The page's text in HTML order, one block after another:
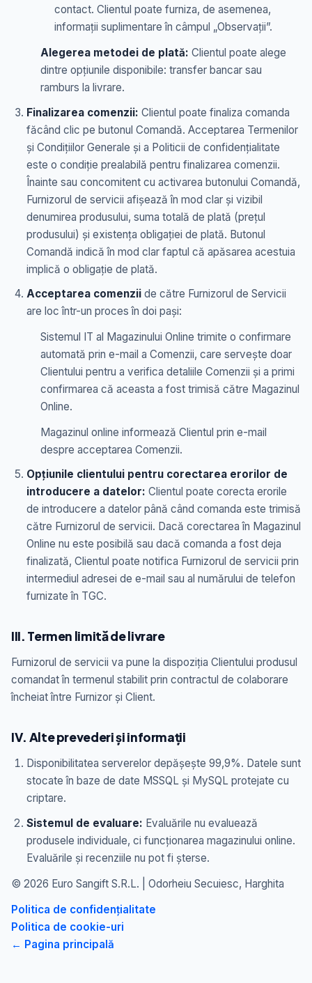
contact. Clientul poate furniza, de asemenea,
informații suplimentare în câmpul „Observații”.
Alegerea metodei de plată: Clientul poate alege
dintre opțiunile disponibile: transfer bancar sau
ramburs la livrare.
Finalizarea comenzii: Clientul poate finaliza comanda
făcând clic pe butonul Comandă. Acceptarea Termenilor
și Condițiilor Generale și a Politicii de confidențialitate
este o condiție prealabilă pentru finalizarea comenzii.
Înainte sau concomitent cu activarea butonului Comandă,
Furnizorul de servicii afișează în mod clar și vizibil
denumirea produsului, suma totală de plată (prețul
produsului) și existența obligației de plată. Butonul
Comandă indică în mod clar faptul că apăsarea acestuia
implică o obligație de plată.
Acceptarea comenziide către Furnizorul de Servicii
are loc într-un proces în doi pași:
Sistemul IT al Magazinului Online trimite o confirmare
automată prin e-mail a Comenzii, care servește doar
Clientului pentru a verifica detaliile Comenzii și a primi
confirmarea că aceasta a fost trimisă către Magazinul
Online.
Magazinul online informează Clientul prin e-mail
despre acceptarea Comenzii.
Opțiunile clientului pentru corectarea erorilor de
introducere a datelor: Clientul poate corecta erorile
de introducere a datelor până când comanda este trimisă
către Furnizorul de servicii. Dacă corectarea în Magazinul
Online nu este posibilă sau dacă comanda a fost deja
finalizată, Clientul poate notifica Furnizorul de servicii prin
intermediul adresei de e-mail sau al numărului de telefon
furnizate în TGC.
III. Termen limită de livrare
Furnizorul de servicii va pune la dispoziția Clientului produsul
comandat în termenul stabilit prin contractul de colaborare
încheiat între Furnizor și Client.
IV. Alte prevederi și informații
Disponibilitatea serverelor depășește 99,9%. Datele sunt
stocate în baze de date MSSQL și MySQL protejate cu
criptare.
Sistemul de evaluare: Evaluările nu evaluează
produsele individuale, ci funcționarea magazinului online.
Evaluările și recenziile nu pot fi șterse.
© 2026 Euro Sangift S.R.L. | Odorheiu Secuiesc, Harghita
Politica de confidențialitate
Politica de cookie-uri
← Pagina principală